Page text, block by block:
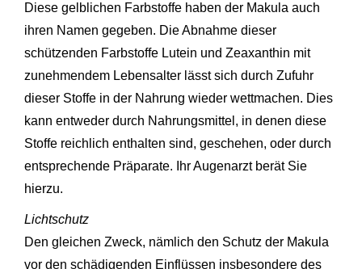
Diese gelblichen Farbstoffe haben der Makula auch
ihren Namen gegeben. Die Abnahme dieser
schützenden Farbstoffe Lutein und Zeaxanthin mit
zunehmendem Lebensalter lässt sich durch Zufuhr
dieser Stoffe in der Nahrung wieder wettmachen. Dies
kann entweder durch Nahrungsmittel, in denen diese
Stoffe reichlich enthalten sind, geschehen, oder durch
entsprechende Präparate. Ihr Augenarzt berät Sie
hierzu.
Lichtschutz
Den gleichen Zweck, nämlich den Schutz der Makula
vor den schädigenden Einflüssen insbesondere des